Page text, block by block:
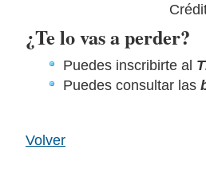
¿Te lo vas a perder?
Puedes inscribirte al
Puedes consultar las
Volver